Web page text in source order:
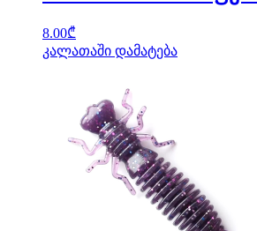
8.00₾
კალათაში დამატება